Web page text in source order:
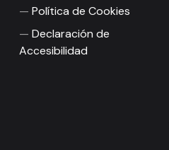
Política de Cookies
Declaración de
Accesibilidad